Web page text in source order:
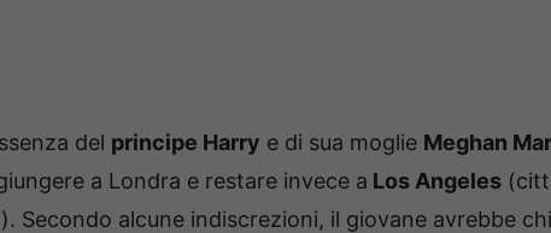
del principe Harry e di sua moglie Meghan
a Londra e restare invece a Los Angeles
Secondo alcune indiscrezioni, il giovane avrebbe